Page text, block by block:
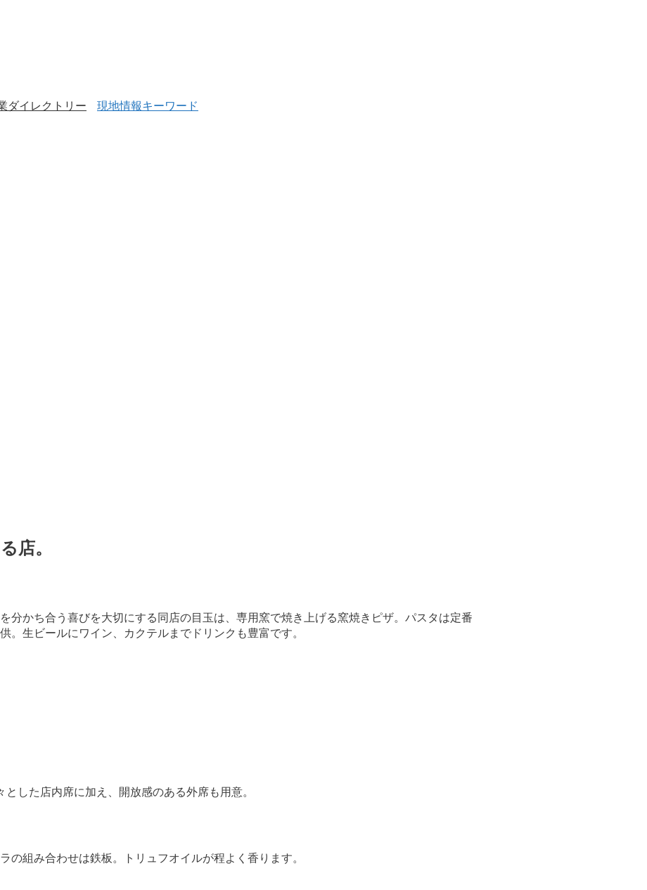
ダイレクトリー 現地情報キーワード
店。
分かち合う喜びを大切にする同店の目玉は、専用窯で焼き上げる窯焼きピザ。パスタは定番
生ビールにワイン、カクテルまでドリンクも豊富です。
した店内席に加え、開放感のある外席も用意。
組み合わせは鉄板。トリュフオイルが程よく香ります。